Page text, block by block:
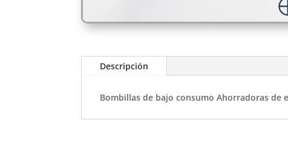
Descripción
Bombillas de bajo consumo Ahorradoras de